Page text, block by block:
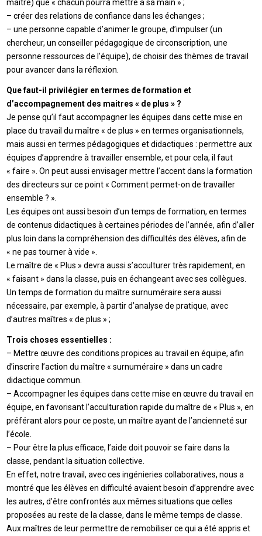
maître) que « chacun pourra mettre à sa main » ;
– créer des relations de confiance dans les échanges ;
– une personne capable d’animer le groupe, d’impulser (un
chercheur, un conseiller pédagogique de circonscription, une
personne ressources de l’équipe), de choisir des thèmes de travail
pour avancer dans la réflexion.
Que faut-il privilégier en termes de formation et
d’accompagnement des maitres « de plus » ?
Je pense qu’il faut accompagner les équipes dans cette mise en
place du travail du maître « de plus » en termes organisationnels,
mais aussi en termes pédagogiques et didactiques : permettre aux
équipes d’apprendre à travailler ensemble, et pour cela, il faut
« faire ». On peut aussi envisager mettre l’accent dans la formation
des directeurs sur ce point « Comment permet-on de travailler
ensemble ? ».
Les équipes ont aussi besoin d’un temps de formation, en termes
de contenus didactiques à certaines périodes de l’année, afin d’aller
plus loin dans la compréhension des difficultés des élèves, afin de
« ne pas tourner à vide ».
Le maître de « Plus » devra aussi s’acculturer très rapidement, en
« faisant » dans la classe, puis en échangeant avec ses collègues.
Un temps de formation du maître surnuméraire sera aussi
nécessaire, par exemple, à partir d’analyse de pratique, avec
d’autres maîtres « de plus » ;
Trois choses essentielles :
– Mettre œuvre des conditions propices au travail en équipe, afin
d’inscrire l’action du maître « surnuméraire » dans un cadre
didactique commun.
– Accompagner les équipes dans cette mise en œuvre du travail en
équipe, en favorisant l’acculturation rapide du maître de « Plus », en
préférant alors pour ce poste, un maître ayant de l’ancienneté sur
l’école.
– Pour être la plus efficace, l’aide doit pouvoir se faire dans la
classe, pendant la situation collective.
En effet, notre travail, avec ces ingénieries collaboratives, nous a
montré que les élèves en difficulté avaient besoin d’apprendre avec
les autres, d’être confrontés aux mêmes situations que celles
proposées au reste de la classe, dans le même temps de classe.
Aux maîtres de leur permettre de remobiliser ce qui a été appris et